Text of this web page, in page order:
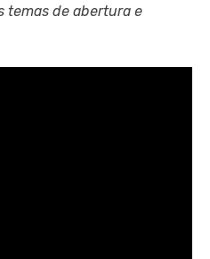
temas de abertura e